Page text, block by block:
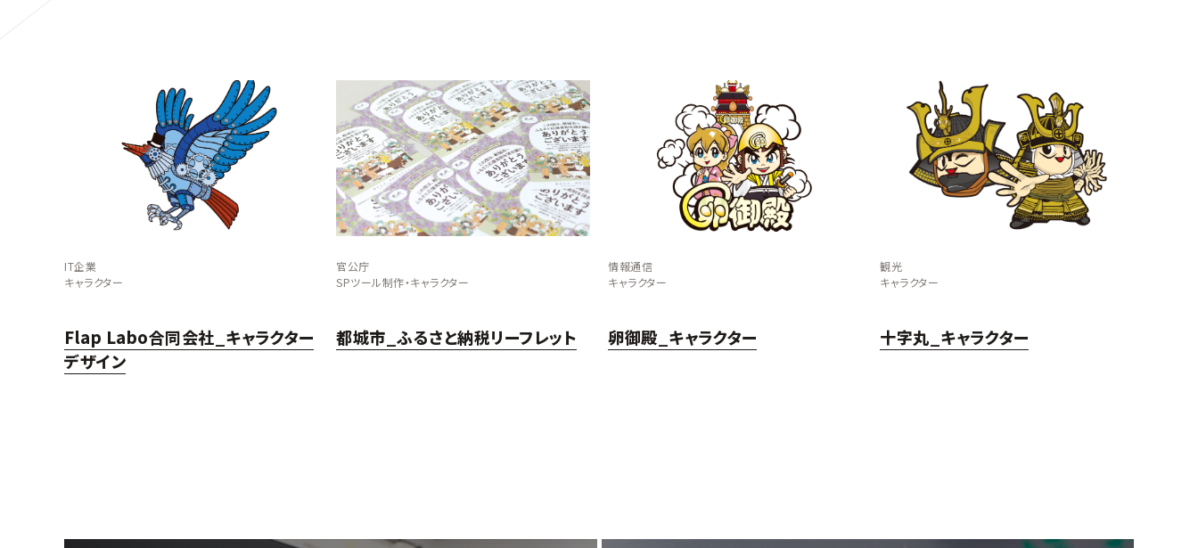
IT企業
キャラクター
Flap Labo合同会社_キャラクター
デザイン
官公庁
SPツール制作・キャラクター
都城市_ふるさと納税リーフレット
情報通信
キャラクター
卵御殿_キャラクター
観光
キャラクター
十字丸_キャラクター